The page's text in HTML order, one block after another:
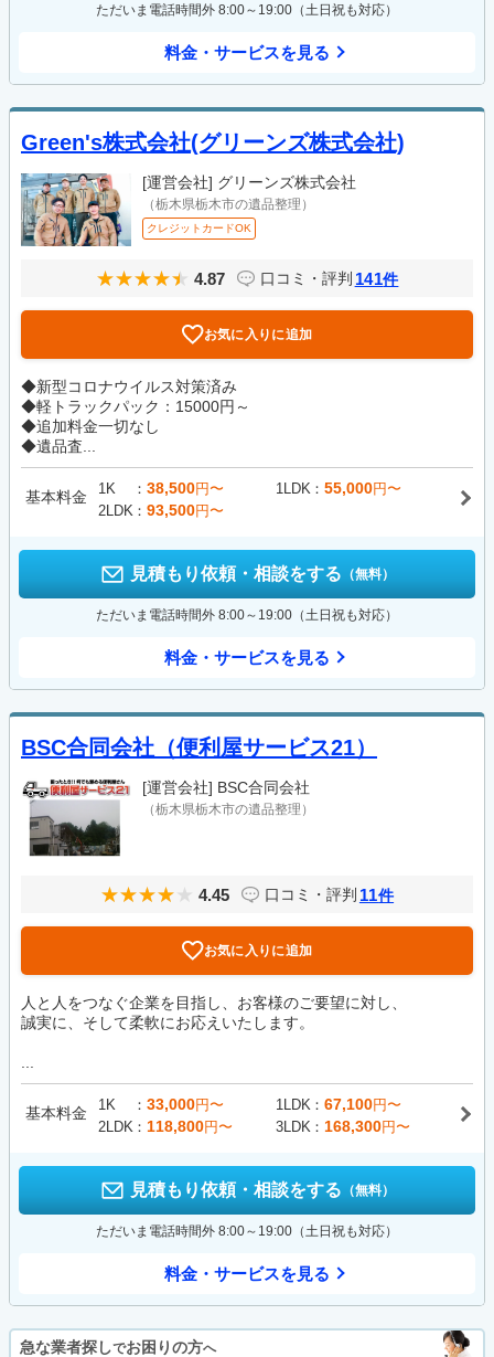
ただいま電話時間外 8:00～19:00（土日祝も対応）
料金・サービスを見る
Green's株式会社(グリーンズ株式会社)
[運営会社] グリーンズ株式会社
（栃木県栃木市の遺品整理）
クレジットカードOK
4.87 口コミ・評判 141件
お気に入りに追加
◆新型コロナウイルス対策済み
◆軽トラックパック：15000円～
◆追加料金一切なし
◆遺品査...
基本料金 1K 38,500円〜 1LDK 55,000円〜
2LDK
93,500円〜
見積もり依頼・相談をする （無料）
ただいま電話時間外 8:00～19:00（土日祝も対応）
料金・サービスを見る
BSC合同会社（便利屋サービス21）
[運営会社] BSC合同会社
（栃木県栃木市の遺品整理）
4.45 口コミ・評判 11件
お気に入りに追加
人と人をつなぐ企業を目指し、お客様のご要望に対し、
誠実に、そして柔軟にお応えいたします。
...
基本料金 1K 33,000円〜 1LDK 67,100円〜
2LDK
118,800円〜 3LDK 168,300円〜
見積もり依頼・相談をする （無料）
ただいま電話時間外 8:00～19:00（土日祝も対応）
料金・サービスを見る
急な業者探しでお困りの方へ